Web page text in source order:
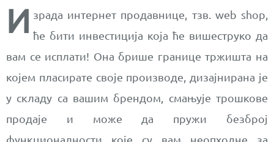
И зрада интернет продавнице, тзв. web shop,
ће бити инвестиција која ће вишеструко да
вам се исплати! Она брише границе тржишта на
којем пласирате своје производе, дизајнирана је
у складу са вашим брендом, смањује трошкове
продаје и може да пружи безброј
функционалности које су вам неопходне за